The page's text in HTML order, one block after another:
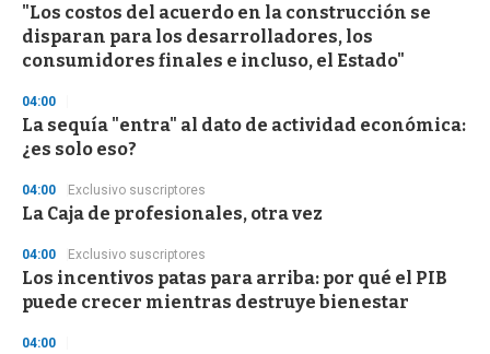
"Los costos del acuerdo en la construcción se
disparan para los desarrolladores, los
consumidores finales e incluso, el Estado"
04:00
La sequía "entra" al dato de actividad económica:
¿es solo eso?
04:00 Exclusivo suscriptores
La Caja de profesionales, otra vez
04:00 Exclusivo suscriptores
Los incentivos patas para arriba: por qué el PIB
puede crecer mientras destruye bienestar
04:00